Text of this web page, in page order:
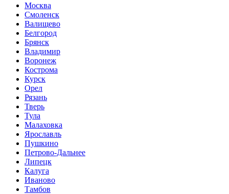
Москва
Смоленск
Валищево
Белгород
Брянск
Владимир
Воронеж
Кострома
Курск
Орел
Рязань
Тверь
Тула
Малаховка
Ярославль
Пушкино
Петрово-Дальнее
Липецк
Калуга
Иваново
Тамбов